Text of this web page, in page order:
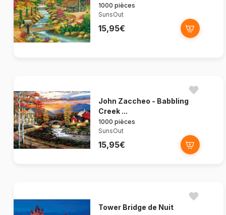
1000 pièces
SunsOut
15,95€
John Zaccheo - Babbling
Creek ...
1000 pièces
SunsOut
15,95€
Tower Bridge de Nuit